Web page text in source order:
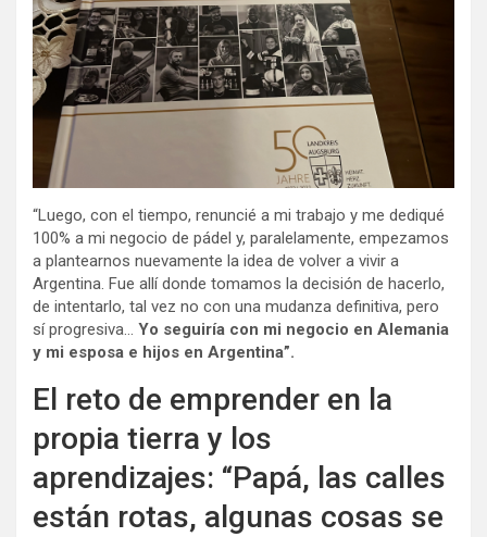
“Luego, con el tiempo, renuncié a mi trabajo y me dediqué
100% a mi negocio de pádel y, paralelamente, empezamos
a plantearnos nuevamente la idea de volver a vivir a
Argentina. Fue allí donde tomamos la decisión de hacerlo,
de intentarlo, tal vez no con una mudanza definitiva, pero
sí progresiva… Yo seguiría con mi negocio en Alemania
y mi esposa e hijos en Argentina”.
El reto de emprender en la
propia tierra y los
aprendizajes: “Papá, las calles
están rotas, algunas cosas se